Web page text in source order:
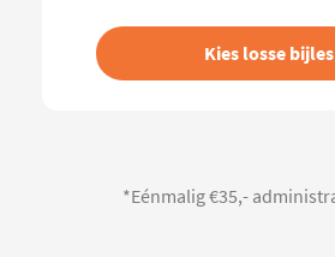
Kies losse bijles
*Eénmalig €35,-